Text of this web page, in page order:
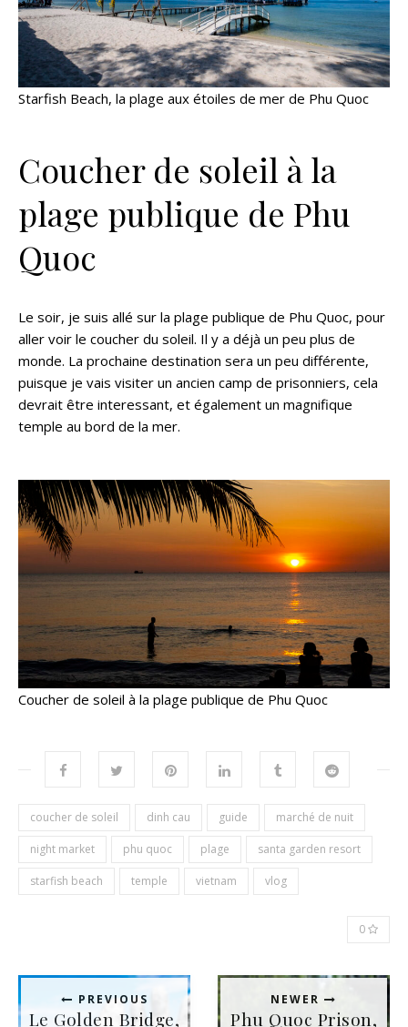
Starfish Beach, la plage aux étoiles de mer de Phu Quoc
Coucher de soleil à la
plage publique de Phu
Quoc
Le soir, je suis allé sur la plage publique de Phu Quoc, pour
aller voir le coucher du soleil. Il y a déjà un peu plus de
monde. La prochaine destination sera un peu différente,
puisque je vais visiter un ancien camp de prisonniers, cela
devrait être interessant, et également un magnifique
temple au bord de la mer.
Coucher de soleil à la plage publique de Phu Quoc
coucher de soleil dinh cau guide marché de nuit
night market phu quoc plage santa garden resort
starfish beach temple vietnam vlog
0
PREVIOUS
Le Golden Bridge,
NEWER
Phu Quoc Prison,